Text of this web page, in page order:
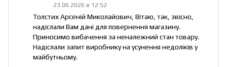
23.06.2026 в 12:52
Толстих Арсеній Миколайович, Вітаю, так, звісно,
надіслали Вам дані для повернення магазину.
Приносимо вибачення за неналежний стан товару.
Надіслали запит виробнику на усунення недоліків у
майбутньому.